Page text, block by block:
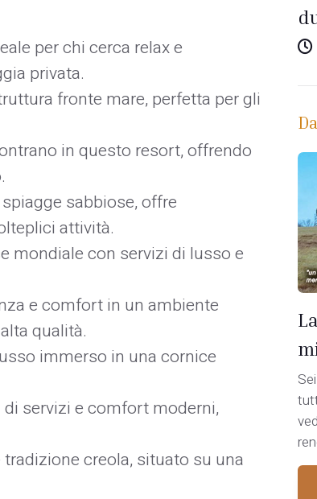
per chi cerca relax e
privata.
fronte mare, perfetta per gli
in questo resort, offrendo
sabbiose, offre
attività.
mondiale con servizi di lusso e
e comfort in un ambiente
qualità.
immerso in una cornice
servizi e comfort moderni,
creola, situato su una